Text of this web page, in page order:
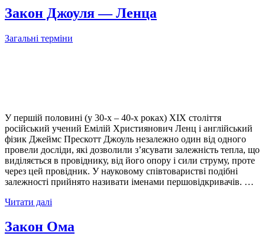
Закон Джоуля — Ленца
Загальні терміни
У першій половині (у 30-х – 40-х роках) XIX століття
російський учений Емілій Християнович Ленц і англійський
фізик Джеймс Прескотт Джоуль незалежно один від одного
провели досліди, які дозволили з’ясувати залежність тепла, що
виділяється в провіднику, від його опору і сили струму, проте
через цей провідник. У науковому співтоваристві подібні
залежності прийнято називати іменами першовідкривачів. …
Читати далі
Закон Ома